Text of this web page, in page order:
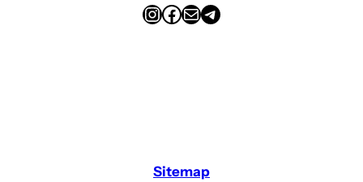
InstagramFacebook Email Telegram
Sitemap